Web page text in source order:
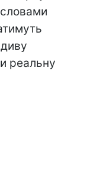
реальну